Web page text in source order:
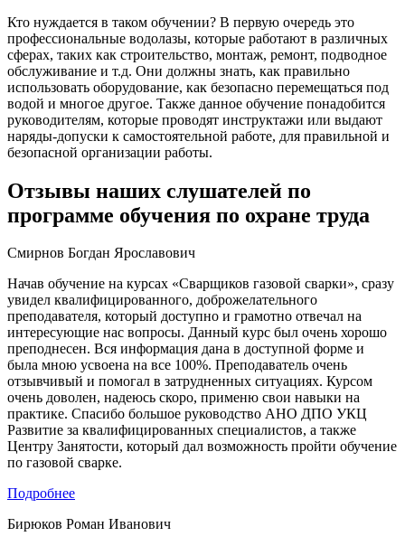
Кто нуждается в таком обучении? В первую очередь это
профессиональные водолазы, которые работают в различных
сферах, таких как строительство, монтаж, ремонт, подводное
обслуживание и т.д. Они должны знать, как правильно
использовать оборудование, как безопасно перемещаться под
водой и многое другое. Также данное обучение понадобится
руководителям, которые проводят инструктажи или выдают
наряды-допуски к самостоятельной работе, для правильной и
безопасной организации работы.
Отзывы наших слушателей по
программе обучения по охране труда
Смирнов Богдан Ярославович
Начав обучение на курсах «Сварщиков газовой сварки», сразу
увидел квалифицированного, доброжелательного
преподавателя, который доступно и грамотно отвечал на
интересующие нас вопросы. Данный курс был очень хорошо
преподнесен. Вся информация дана в доступной форме и
была мною усвоена на все 100%. Преподаватель очень
отзывчивый и помогал в затрудненных ситуациях. Курсом
очень доволен, надеюсь скоро, применю свои навыки на
практике. Спасибо большое руководство АНО ДПО УКЦ
Развитие за квалифицированных специалистов, а также
Центру Занятости, который дал возможность пройти обучение
по газовой сварке.
Подробнее
Бирюков Роман Иванович